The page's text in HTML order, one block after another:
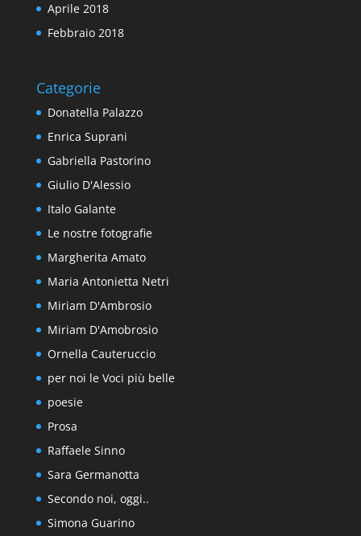
Aprile 2018
Febbraio 2018
Categorie
Donatella Palazzo
Enrica Suprani
Gabriella Pastorino
Giulio D'Alessio
Italo Galante
Le nostre fotografie
Margherita Amato
Maria Antonietta Netri
Miriam D'Ambrosio
Miriam D'Amobrosio
Ornella Cauteruccio
per noi le Voci più belle
poesie
Prosa
Raffaele Sinno
Sara Germanotta
Secondo noi, oggi..
Simona Guarino